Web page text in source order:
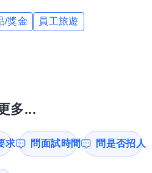
/獎金 員工旅遊
多...
求 問面試時間 問是否招人